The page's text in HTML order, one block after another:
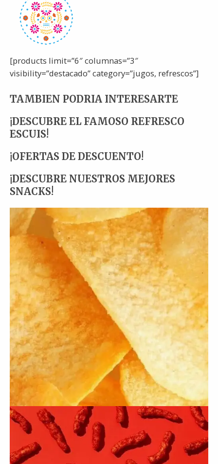
[products limit=”6″ columnas=”3″
visibility=”destacado” category=”jugos, refrescos”]
TAMBIEN PODRIA INTERESARTE
¡DESCUBRE EL FAMOSO REFRESCO
ESCUIS!
¡OFERTAS DE DESCUENTO!
¡DESCUBRE NUESTROS MEJORES
SNACKS!